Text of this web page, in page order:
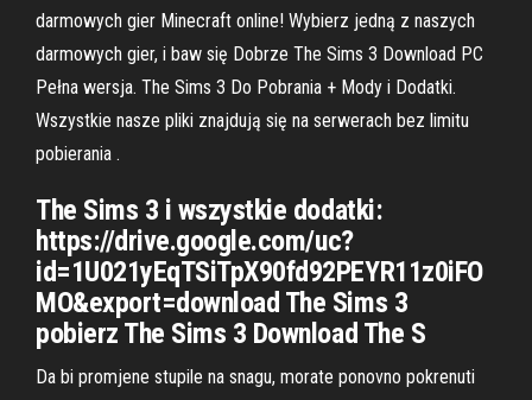
darmowych gier Minecraft online! Wybierz jedną z naszych
darmowych gier, i baw się Dobrze The Sims 3 Download PC
Pełna wersja. The Sims 3 Do Pobrania + Mody i Dodatki.
Wszystkie nasze pliki znajdują się na serwerach bez limitu
pobierania .
The Sims 3 i wszystkie dodatki:
https://drive.google.com/uc?
id=1U021yEqTSiTpX90fd92PEYR11z0iFO
MO&export=download The Sims 3
pobierz The Sims 3 Download The S
Da bi promjene stupile na snagu, morate ponovno pokrenuti